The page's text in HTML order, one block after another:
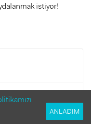
istiyor!
uzmani bana da verdi
siz kullandiniz
ANLADIM